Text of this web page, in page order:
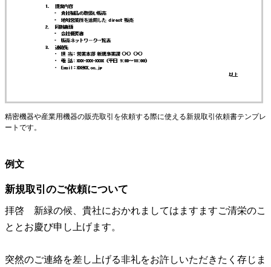
精密機器や産業用機器の販売取引を依頼する際に使える新規取引依頼書テンプレ
ートです。
例文
新規取引のご依頼について
拝啓　新緑の候、貴社におかれましてはますますご清栄のこ
ととお慶び申し上げます。
突然のご連絡を差し上げる非礼をお許しいただきたく存じま